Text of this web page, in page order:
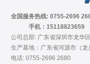
全国服务热线: 0755-2696
手机：15118823659
公司总部: 广东省深圳市龙华
生产基地：广东省河源市（
电话: 0755-2696 2680